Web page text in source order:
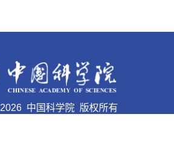
2026 中国科学院 版权所有